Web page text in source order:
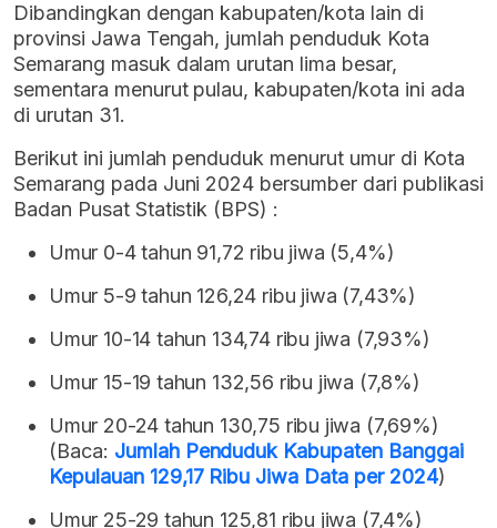
Dibandingkan dengan kabupaten/kota lain di
provinsi Jawa Tengah, jumlah penduduk Kota
Semarang masuk dalam urutan lima besar,
sementara menurut pulau, kabupaten/kota ini ada
di urutan 31.
Berikut ini jumlah penduduk menurut umur di Kota
Semarang pada Juni 2024 bersumber dari publikasi
Badan Pusat Statistik (BPS) :
Umur 0-4 tahun 91,72 ribu jiwa (5,4%)
Umur 5-9 tahun 126,24 ribu jiwa (7,43%)
Umur 10-14 tahun 134,74 ribu jiwa (7,93%)
Umur 15-19 tahun 132,56 ribu jiwa (7,8%)
Umur 20-24 tahun 130,75 ribu jiwa (7,69%)
(Baca: Jumlah Penduduk Kabupaten Banggai
Kepulauan 129,17 Ribu Jiwa Data per 2024)
Umur 25-29 tahun 125,81 ribu jiwa (7,4%)